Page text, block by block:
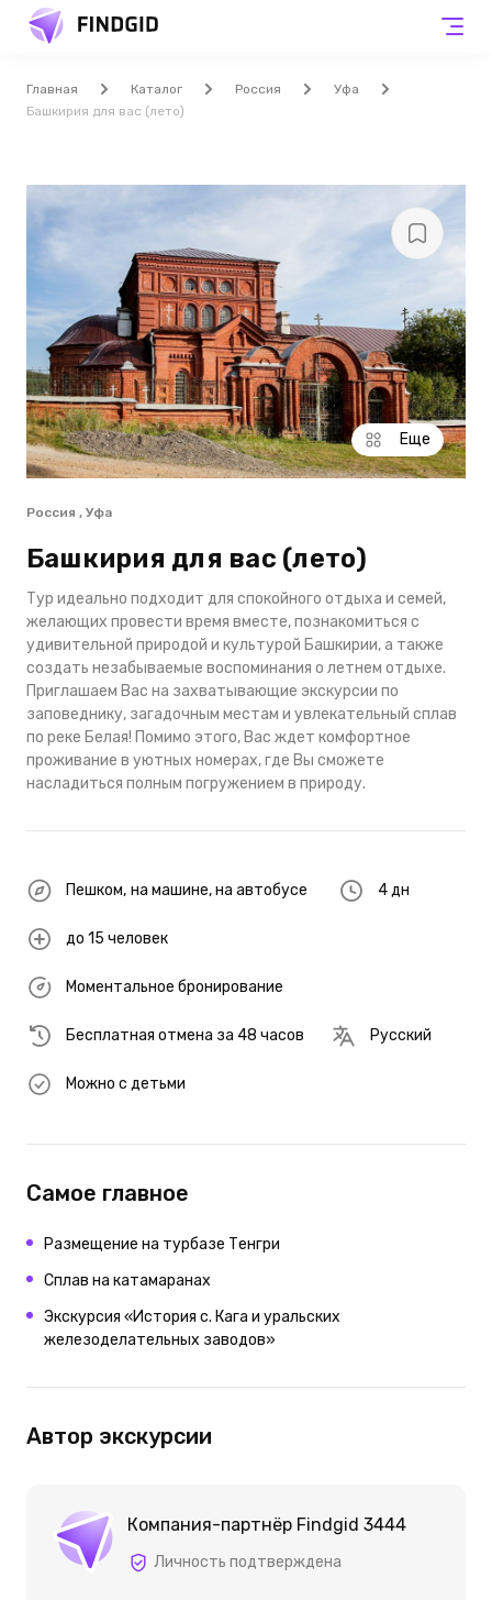
Главная Каталог Россия
Уфа
Башкирия для вас (лето)
Еще
Россия , Уфа
Башкирия для вас (лето)
Тур идеально подходит для спокойного отдыха и семей,
желающих провести время вместе, познакомиться с
удивительной природой и культурой Башкирии, а также
создать незабываемые воспоминания о летнем отдыхе.
Приглашаем Вас на захватывающие экскурсии по
заповеднику, загадочным местам и увлекательный сплав
по реке Белая! Помимо этого, Вас ждет комфортное
проживание в уютных номерах, где Вы сможете
насладиться полным погружением в природу.
Пешком, на машине, на автобусе 4 дн
до 15 человек
Моментальное бронирование
Бесплатная отмена за 48 часов Русский
Можно с детьми
Самое главное
Размещение на турбазе Тенгри
Сплав на катамаранах
Экскурсия «История с. Кага и уральских
железоделательных заводов»
Автор экскурсии
Компания-партнёр Findgid 3444
Личность подтверждена